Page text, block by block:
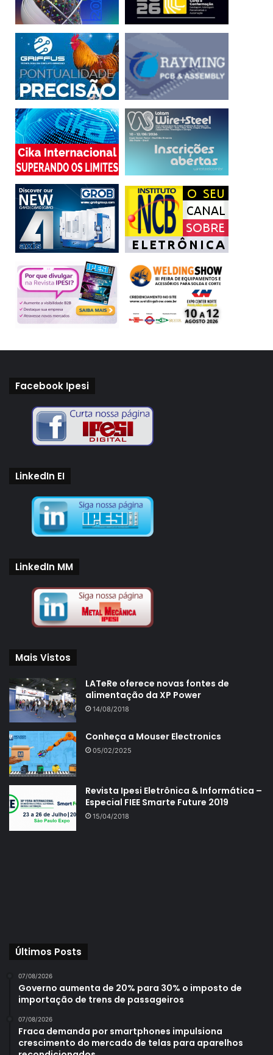
Facebook Ipesi
LinkedIn EI
LinkedIn MM
Mais Vistos
LATeRe oferece novas fontes de
alimentação da XP Power
14/08/2018
Conheça a Mouser Electronics
05/02/2025
Revista Ipesi Eletrônica & Informática –
Especial FIEE Smarte Future 2019
15/04/2018
Últimos Posts
07/08/2026
Governo aumenta de 20% para 30% o imposto de
importação de trens de passageiros
07/08/2026
Fraca demanda por smartphones impulsiona
crescimento do mercado de telas para aparelhos